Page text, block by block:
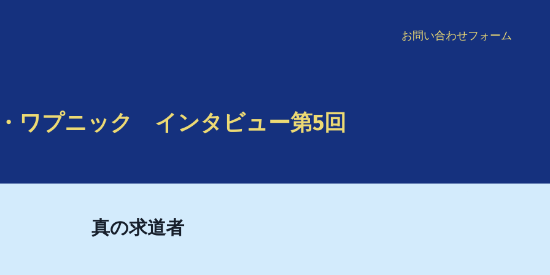
お問い合わせフォーム
ワプニック インタビュー第5回
真の求道者